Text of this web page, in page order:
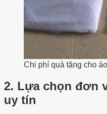
Chi phí quà tặng cho
2. Lựa chọn đơn
uy tín